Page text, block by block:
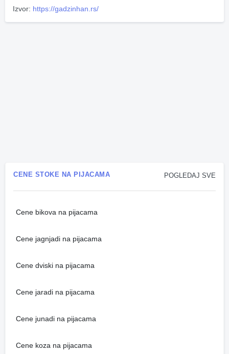
Izvor: https://gadzinhan.rs/
POGLEDAJ SVE
CENE STOKE NA PIJACAMA
Cene bikova na pijacama
Cene jagnjadi na pijacama
Cene dviski na pijacama
Cene jaradi na pijacama
Cene junadi na pijacama
Cene koza na pijacama